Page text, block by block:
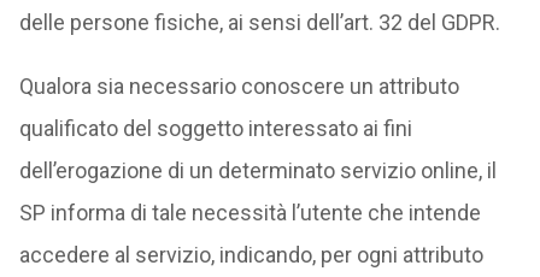
delle persone fisiche, ai sensi dell’art. 32 del GDPR.
Qualora sia necessario conoscere un attributo
qualificato del soggetto interessato ai fini
dell’erogazione di un determinato servizio online, il
SP informa di tale necessità l’utente che intende
accedere al servizio, indicando, per ogni attributo